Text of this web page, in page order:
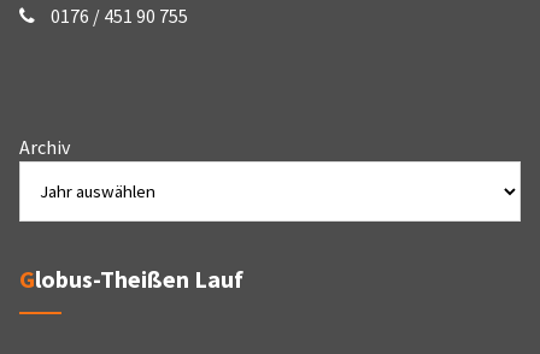
0176 / 451 90 755
Archiv
Globus-Theißen Lauf